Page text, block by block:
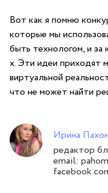
Вот как я помню
которые мы
быть технологом, и
х. Эти идеи приходят
виртуальной
что не может найти
Ирина
редактор
email: